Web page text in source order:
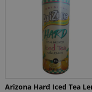
Arizona Hard Iced Tea